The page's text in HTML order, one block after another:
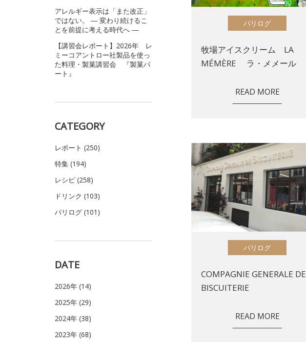
パリログ
牧場アイスクリーム LA
MÉMÈRE ラ・メメール
READ MORE
パリログ
COMPAGNIE GENERALE DE
BISCUITERIE
READ MORE
アレルギー表示は「また改正」
ではない。 ― 変わり続けるこ
とを前提に考える時代へ ―
【講習会レポート】2026年 レ
ミーコアントロー社製品を使っ
た料理・製菓講習会 『製菓パ
ート』
CATEGORY
レポート (250)
特集 (194)
レシピ (258)
ドリンク (103)
パリログ (101)
DATE
2026年 (14)
2025年 (29)
2024年 (38)
2023年 (68)